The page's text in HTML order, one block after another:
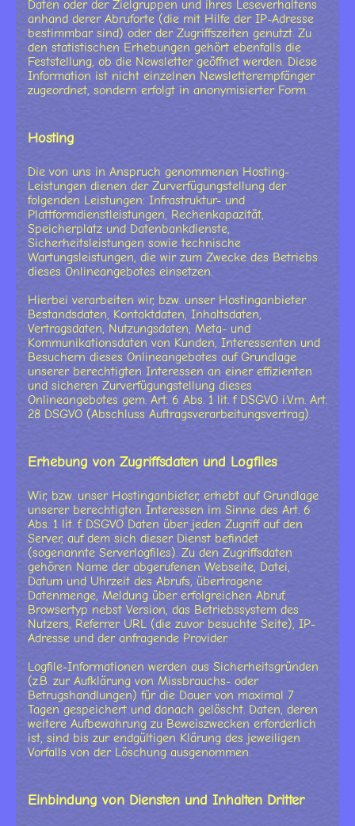
Daten oder der Zielgruppen und ihres Leseverhaltens
anhand derer Abruforte (die mit Hilfe der IP-Adresse
bestimmbar sind) oder der Zugriffszeiten genutzt. Zu
den statistischen Erhebungen gehört ebenfalls die
Feststellung, ob die Newsletter geöffnet werden. Diese
Information ist nicht einzelnen Newsletterempfänger
zugeordnet, sondern erfolgt in anonymisierter Form.
Hosting
Die von uns in Anspruch genommenen Hosting-
Leistungen dienen der Zurverfügungstellung der
folgenden Leistungen: Infrastruktur- und
Plattformdienstleistungen, Rechenkapazität,
Speicherplatz und Datenbankdienste,
Sicherheitsleistungen sowie technische
Wartungsleistungen, die wir zum Zwecke des Betriebs
dieses Onlineangebotes einsetzen.
Hierbei verarbeiten wir, bzw. unser Hostinganbieter
Bestandsdaten, Kontaktdaten, Inhaltsdaten,
Vertragsdaten, Nutzungsdaten, Meta- und
Kommunikationsdaten von Kunden, Interessenten und
Besuchern dieses Onlineangebotes auf Grundlage
unserer berechtigten Interessen an einer effizienten
und sicheren Zurverfügungstellung dieses
Onlineangebotes gem. Art. 6 Abs. 1 lit. f DSGVO i.V.m. Art.
28 DSGVO (Abschluss Auftragsverarbeitungsvertrag).
Erhebung von Zugriffsdaten und Logfiles
Wir, bzw. unser Hostinganbieter, erhebt auf Grundlage
unserer berechtigten Interessen im Sinne des Art. 6
Abs. 1 lit. f. DSGVO Daten über jeden Zugriff auf den
Server, auf dem sich dieser Dienst befindet
(sogenannte Serverlogfiles). Zu den Zugriffsdaten
gehören Name der abgerufenen Webseite, Datei,
Datum und Uhrzeit des Abrufs, übertragene
Datenmenge, Meldung über erfolgreichen Abruf,
Browsertyp nebst Version, das Betriebssystem des
Nutzers, Referrer URL (die zuvor besuchte Seite), IP-
Adresse und der anfragende Provider.
Logfile-Informationen werden aus Sicherheitsgründen
(z.B. zur Aufklärung von Missbrauchs- oder
Betrugshandlungen) für die Dauer von maximal 7
Tagen gespeichert und danach gelöscht. Daten, deren
weitere Aufbewahrung zu Beweiszwecken erforderlich
ist, sind bis zur endgültigen Klärung des jeweiligen
Vorfalls von der Löschung ausgenommen.
Einbindung von Diensten und Inhalten Dritter